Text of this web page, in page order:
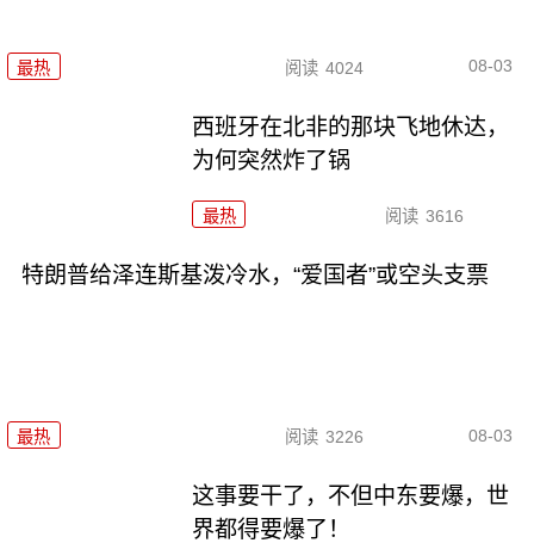
最热 阅读 4024 08-03
西班牙在北非的那块飞地休达，
为何突然炸了锅
最热 阅读 3616
特朗普给泽连斯基泼冷水，“爱国者”或空头支票
最热 阅读 3226 08-03
这事要干了，不但中东要爆，世
界都得要爆了！